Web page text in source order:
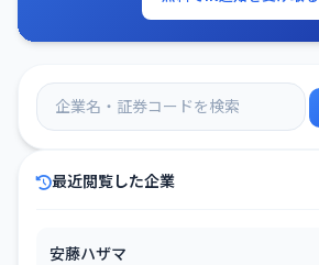
最近閲覧した企業
安藤ハザマ